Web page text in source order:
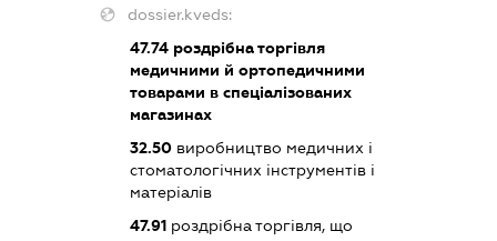
dossier.kveds:
47.74роздрібна торгівля
медичними й ортопедичними
товарами в спеціалізованих
магазинах
32.50виробництво медичних і
стоматологічних інструментів і
матеріалів
47.91роздрібна торгівля, що